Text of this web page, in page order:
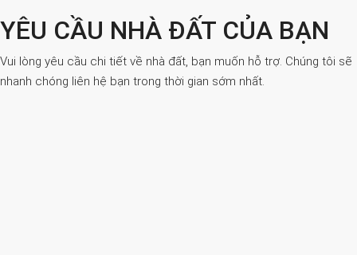
YÊU CẦU NHÀ ĐẤT CỦA BẠN
Vui lòng yêu cầu chi tiết về nhà đất, bạn muốn hỗ trợ. Chúng tôi sẽ
nhanh chóng liên hệ bạn trong thời gian sớm nhất.